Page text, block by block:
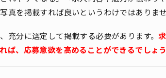
真を掲載すれば良いというわけではありませ
充分に選定して掲載する必要があります。
ば、応募意欲を高めることができるでしょう